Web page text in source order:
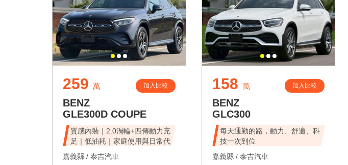
259 萬 加入比較
BENZ
GLE300D COUPE
質感內裝｜2.0渦輪+四傳動力充
足｜低油耗｜家庭使用與日常代
嘉義縣 / 泰吉汽車
158 萬 加入比較
BENZ
GLC300
每天通勤的路，動力、舒適、科
技一次到位
嘉義縣 / 泰吉汽車